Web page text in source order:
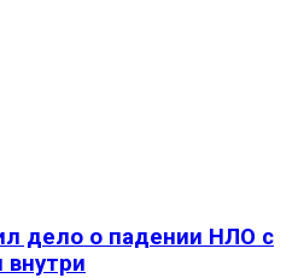
дело о падении НЛО с